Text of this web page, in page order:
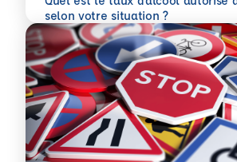
selon votre situation ?
En savoir plus